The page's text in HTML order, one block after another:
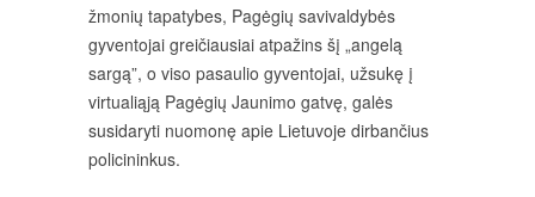
žmonių tapatybes, Pagėgių savivaldybės
gyventojai greičiausiai atpažins šį „angelą
sargą”, o viso pasaulio gyventojai, užsukę į
virtualiąją Pagėgių Jaunimo gatvę, galės
susidaryti nuomonę apie Lietuvoje dirbančius
policininkus.